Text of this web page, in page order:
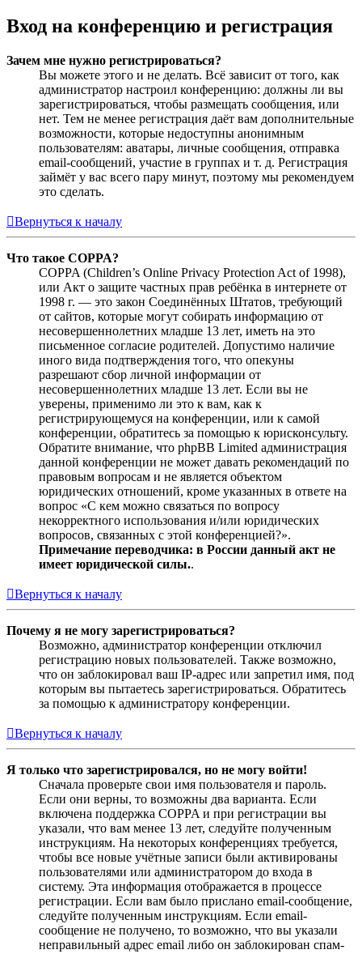
Вход на конференцию и регистрация
Зачем мне нужно регистрироваться?
Вы можете этого и не делать. Всё зависит от того, как
администратор настроил конференцию: должны ли вы
зарегистрироваться, чтобы размещать сообщения, или
нет. Тем не менее регистрация даёт вам дополнительные
возможности, которые недоступны анонимным
пользователям: аватары, личные сообщения, отправка
email-сообщений, участие в группах и т. д. Регистрация
займёт у вас всего пару минут, поэтому мы рекомендуем
это сделать.
Вернуться к началу
Что такое COPPA?
COPPA (Children’s Online Privacy Protection Act of 1998),
или Акт о защите частных прав ребёнка в интернете от
1998 г. — это закон Соединённых Штатов, требующий
от сайтов, которые могут собирать информацию от
несовершеннолетних младше 13 лет, иметь на это
письменное согласие родителей. Допустимо наличие
иного вида подтверждения того, что опекуны
разрешают сбор личной информации от
несовершеннолетних младше 13 лет. Если вы не
уверены, применимо ли это к вам, как к
регистрирующемуся на конференции, или к самой
конференции, обратитесь за помощью к юрисконсульту.
Обратите внимание, что phpBB Limited администрация
данной конференции не может давать рекомендаций по
правовым вопросам и не является объектом
юридических отношений, кроме указанных в ответе на
вопрос «С кем можно связаться по вопросу
некорректного использования и/или юридических
вопросов, связанных с этой конференцией?».
Примечание переводчика: в России данный акт не
имеет юридической силы..
Вернуться к началу
Почему я не могу зарегистрироваться?
Возможно, администратор конференции отключил
регистрацию новых пользователей. Также возможно,
что он заблокировал ваш IP-адрес или запретил имя, под
которым вы пытаетесь зарегистрироваться. Обратитесь
за помощью к администратору конференции.
Вернуться к началу
Я только что зарегистрировался, но не могу войти!
Сначала проверьте свои имя пользователя и пароль.
Если они верны, то возможны два варианта. Если
включена поддержка COPPA и при регистрации вы
указали, что вам менее 13 лет, следуйте полученным
инструкциям. На некоторых конференциях требуется,
чтобы все новые учётные записи были активированы
пользователями или администратором до входа в
систему. Эта информация отображается в процессе
регистрации. Если вам было прислано email-сообщение,
следуйте полученным инструкциям. Если email-
сообщение не получено, то возможно, что вы указали
неправильный адрес email либо он заблокирован спам-